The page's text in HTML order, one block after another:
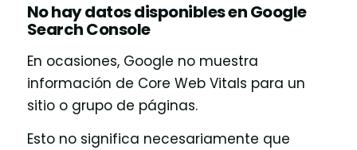
No hay datos disponibles en Google
Search Console
En ocasiones, Google no muestra
información de Core Web Vitals para un
sitio o grupo de páginas.
Esto no significa necesariamente que